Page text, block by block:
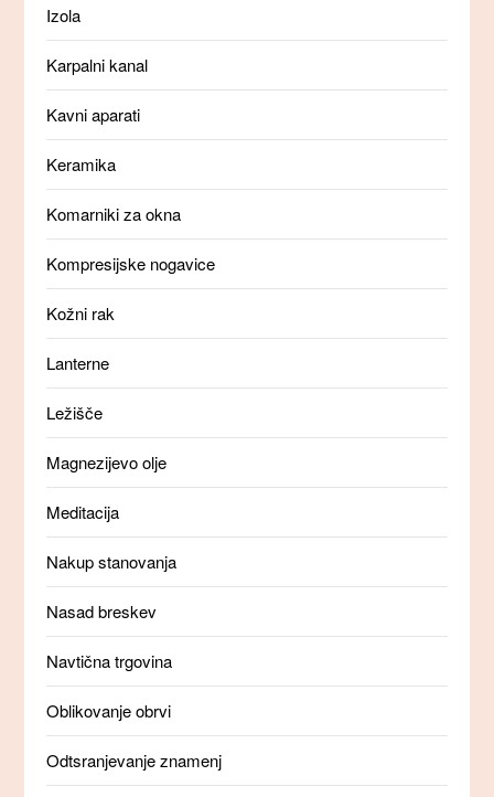
Izola
Karpalni kanal
Kavni aparati
Keramika
Komarniki za okna
Kompresijske nogavice
Kožni rak
Lanterne
Ležišče
Magnezijevo olje
Meditacija
Nakup stanovanja
Nasad breskev
Navtična trgovina
Oblikovanje obrvi
Odtsranjevanje znamenj